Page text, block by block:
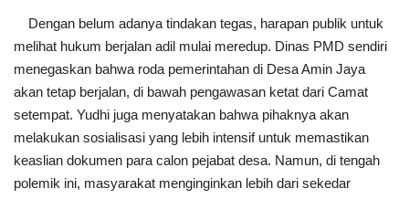
Dengan belum adanya tindakan tegas, harapan publik untuk
melihat hukum berjalan adil mulai meredup. Dinas PMD sendiri
menegaskan bahwa roda pemerintahan di Desa Amin Jaya
akan tetap berjalan, di bawah pengawasan ketat dari Camat
setempat. Yudhi juga menyatakan bahwa pihaknya akan
melakukan sosialisasi yang lebih intensif untuk memastikan
keaslian dokumen para calon pejabat desa. Namun, di tengah
polemik ini, masyarakat menginginkan lebih dari sekedar